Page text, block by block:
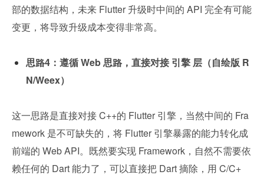
部的数据结构，未来 Flutter 升级时中间的 API 完全有可能
变更，将导致升级成本变得非常高。
思路4：遵循 Web 思路，直接对接 引擎 层（自绘版 R
N/Weex）
这一思路是直接对接 C++的 Flutter 引擎，当然中间的 Fra
mework 是不可缺失的，将 Flutter 引擎暴露的能力转化成
前端的 Web API。既然要实现 Framework，自然不需要依
赖任何的 Dart 能力了，可以直接把 Dart 摘除，用 C/C+